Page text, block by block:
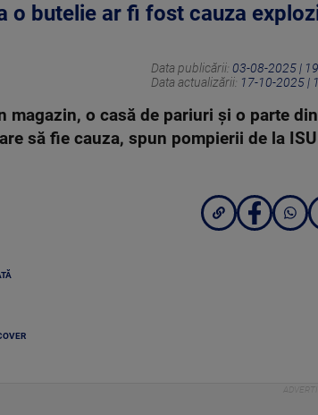
o butelie ar fi fost cauza
Data publicării: 03-08-2025 |
Data actualizării: 17-10-2025 |
magazin, o casă de pariuri și o parte
să fie cauza, spun pompierii de la ISU